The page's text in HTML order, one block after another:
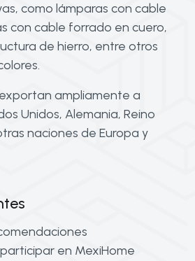
en MexiHome
como lámparas con cable
con cable forrado en cuero,
de hierro, entre otros
ampliamente a
Unidos, Alemania, Reino
naciones de Europa y